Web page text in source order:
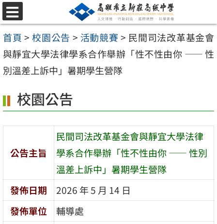
跳
至
主
要
內
區
選
單
首頁 > 校園公告 > 活動競賽 > 民間司法改革基金會
與靜宜大學法律學系合作舉辦「性不性由你 —— 性
別溫差上訴中」暑期學生營隊
校園公告
公告主旨
民間司法改革基金會與靜宜大學法律
學系合作舉辦「性不性由你 —— 性別
溫差上訴中」暑期學生營隊
發佈日期
2026 年 5 月 14 日
發佈單位
輔導處